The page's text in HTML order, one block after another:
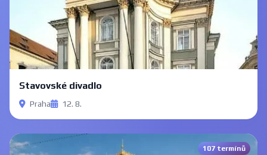
Stavovské divadlo
Praha 12. 8.
107 termínů